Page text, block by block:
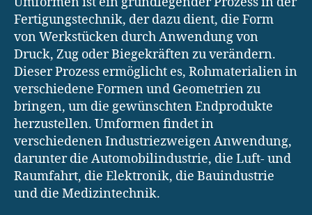
Fertigungstechnik, der dazu dient, die Form
von Werkstücken durch Anwendung von
Druck, Zug oder Biegekräften zu verändern.
Dieser Prozess ermöglicht es, Rohmaterialien in
verschiedene Formen und Geometrien zu
bringen, um die gewünschten Endprodukte
herzustellen. Umformen findet in
verschiedenen Industriezweigen Anwendung,
darunter die Automobilindustrie, die Luft- und
Raumfahrt, die Elektronik, die Bauindustrie
und die Medizintechnik.